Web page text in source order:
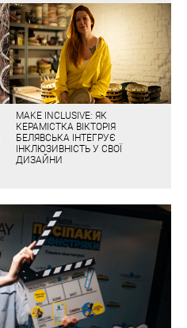
MAKE INCLUSIVE: ЯК
КЕРАМІСТКА ВІКТОРІЯ
БЕЛЯВСЬКА ІНТЕГРУЄ
ІНКЛЮЗИВНІСТЬ У СВОЇ
ДИЗАЙНИ